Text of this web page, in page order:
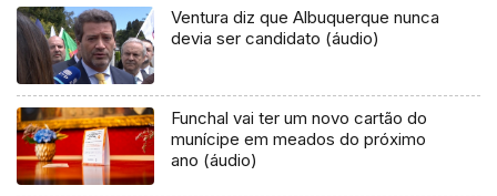
Ventura diz que Albuquerque nunca
devia ser candidato (áudio)
Funchal vai ter um novo cartão do
munícipe em meados do próximo
ano (áudio)